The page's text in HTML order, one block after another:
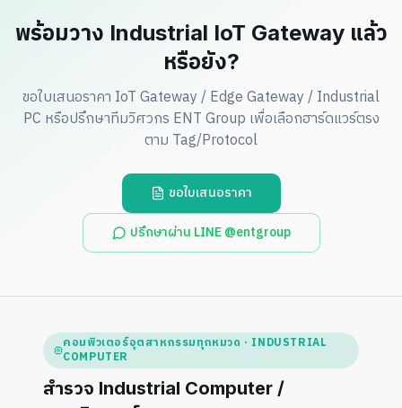
พร้อมวาง Industrial IoT Gateway แล้ว
หรือยัง?
ขอใบเสนอราคา IoT Gateway / Edge Gateway / Industrial
PC หรือปรึกษาทีมวิศวกร ENT Group เพื่อเลือกฮาร์ดแวร์ตรง
ตาม Tag/Protocol
ขอใบเสนอราคา
ปรึกษาผ่าน LINE @entgroup
คอมพิวเตอร์อุตสาหกรรมทุกหมวด · INDUSTRIAL
COMPUTER
สำรวจ Industrial Computer /